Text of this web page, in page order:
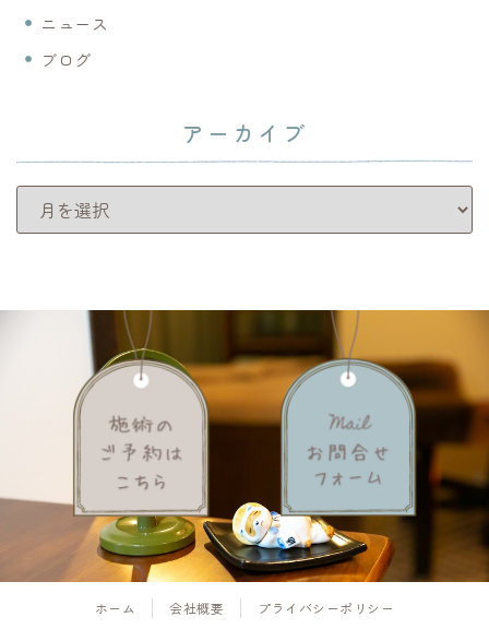
ニュース
ブログ
アーカイブ
ホーム 会社概要 プライバシーポリシー